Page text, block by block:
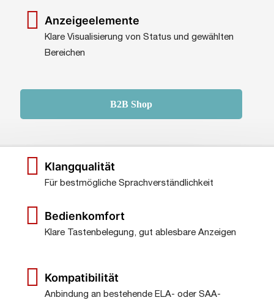
Anzeigeelemente
Klare Visualisierung von Status und gewählten
Bereichen
B2B Shop
Klangqualität
Für bestmögliche Sprachverständlichkeit
Bedienkomfort
Klare Tastenbelegung, gut ablesbare Anzeigen
Kompatibilität
Anbindung an bestehende ELA- oder SAA-